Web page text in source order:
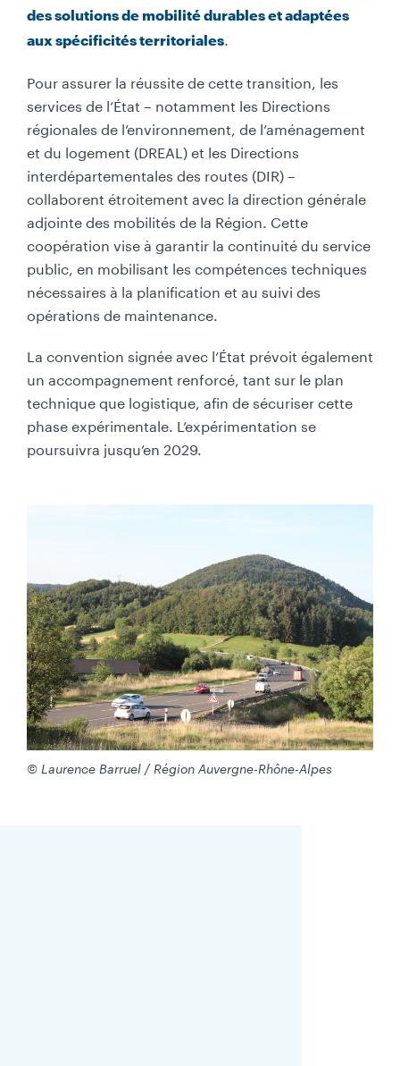
des solutions de mobilité durables et adaptées
aux spécificités territoriales.
Pour assurer la réussite de cette transition, les
services de l’État – notamment les Directions
régionales de l’environnement, de l’aménagement
et du logement (DREAL) et les Directions
interdépartementales des routes (DIR) –
collaborent étroitement avec la direction générale
adjointe des mobilités de la Région. Cette
coopération vise à garantir la continuité du service
public, en mobilisant les compétences techniques
nécessaires à la planification et au suivi des
opérations de maintenance.
La convention signée avec l’État prévoit également
un accompagnement renforcé, tant sur le plan
technique que logistique, afin de sécuriser cette
phase expérimentale. L’expérimentation se
poursuivra jusqu’en 2029.
© Laurence Barruel / Région Auvergne-Rhône-Alpes